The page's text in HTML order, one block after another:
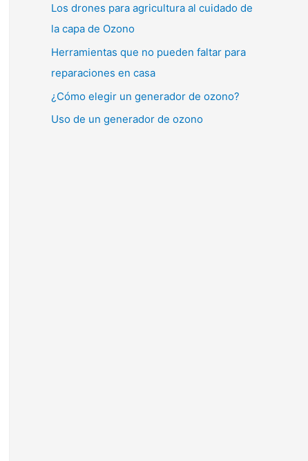
Los drones para agricultura al cuidado de
la capa de Ozono
Herramientas que no pueden faltar para
reparaciones en casa
¿Cómo elegir un generador de ozono?
Uso de un generador de ozono